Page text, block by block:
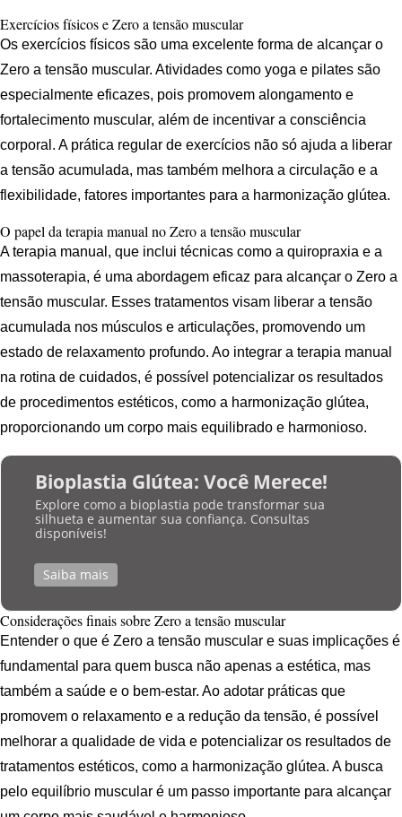
Exercícios físicos e Zero a tensão muscular
Os exercícios físicos são uma excelente forma de alcançar o
Zero a tensão muscular. Atividades como yoga e pilates são
especialmente eficazes, pois promovem alongamento e
fortalecimento muscular, além de incentivar a consciência
corporal. A prática regular de exercícios não só ajuda a liberar
a tensão acumulada, mas também melhora a circulação e a
flexibilidade, fatores importantes para a harmonização glútea.
O papel da terapia manual no Zero a tensão muscular
A terapia manual, que inclui técnicas como a quiropraxia e a
massoterapia, é uma abordagem eficaz para alcançar o Zero a
tensão muscular. Esses tratamentos visam liberar a tensão
acumulada nos músculos e articulações, promovendo um
estado de relaxamento profundo. Ao integrar a terapia manual
na rotina de cuidados, é possível potencializar os resultados
de procedimentos estéticos, como a harmonização glútea,
proporcionando um corpo mais equilibrado e harmonioso.
Bioplastia Glútea: Você Merece!
Explore como a bioplastia pode transformar sua
silhueta e aumentar sua confiança. Consultas
disponíveis!
Saiba mais
Considerações finais sobre Zero a tensão muscular
Entender o que é Zero a tensão muscular e suas implicações é
fundamental para quem busca não apenas a estética, mas
também a saúde e o bem-estar. Ao adotar práticas que
promovem o relaxamento e a redução da tensão, é possível
melhorar a qualidade de vida e potencializar os resultados de
tratamentos estéticos, como a harmonização glútea. A busca
pelo equilíbrio muscular é um passo importante para alcançar